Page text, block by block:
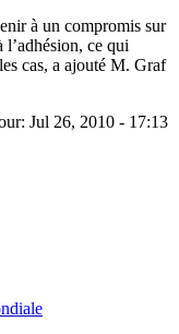
à un compromis sur
l’adhésion, ce qui
cas, a ajouté M. Graf
Jul 26, 2010 - 17:13